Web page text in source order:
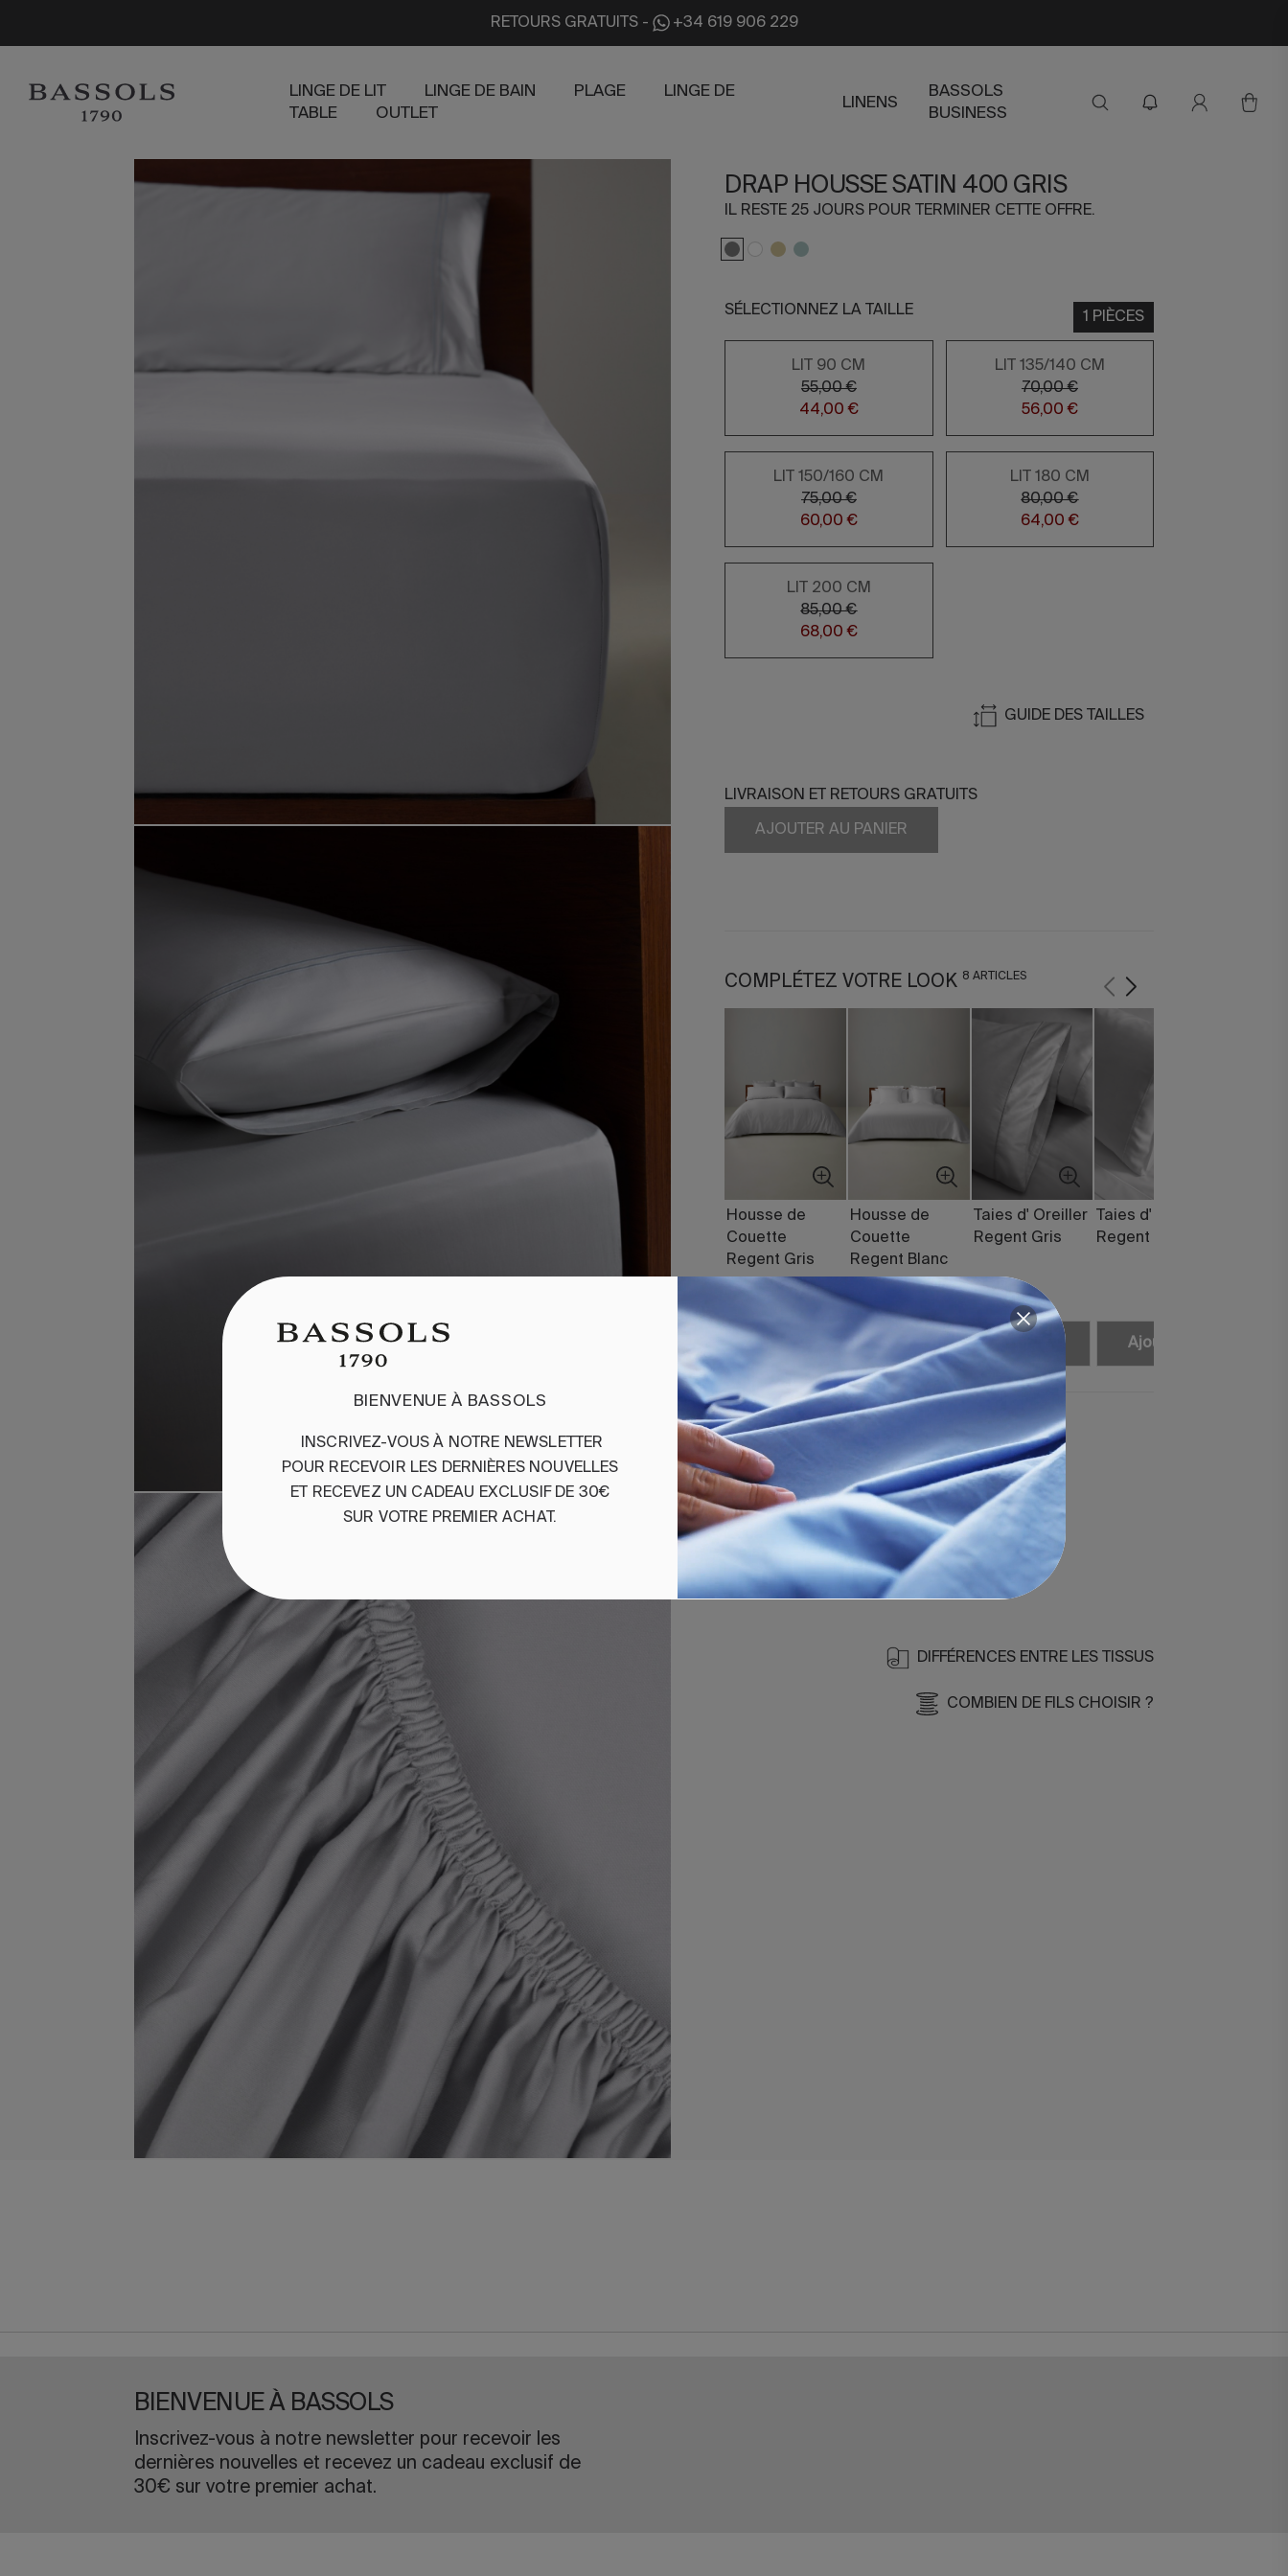
RETOURS GRATUITS- +34 619 906 229
LINGE DE LIT LINGE DE BAIN PLAGE
LINGE DE
TABLE
OUTLET
LINENS
BASSOLS
BUSINESS
DRAP HOUSSE SATIN 400 GRIS
IL RESTE 25 JOURS POUR TERMINER CETTE OFFRE.
SÉLECTIONNEZ LA TAILLE 1 PIÈCES
LIT 90 CM
55,00 €
44,00 €
LIT 135/140 CM
70,00 €
56,00 €
LIT 150/160 CM
75,00 €
60,00 €
LIT 180 CM
80,00 €
64,00 €
LIT 200 CM
85,00 €
68,00 €
GUIDE DES TAILLES
LIVRAISON ET RETOURS GRATUITS
AJOUTER AU PANIER
COMPLÉTEZ VOTRE LOOK 8 ARTICLES
Housse de
Couette
Regent Gris
Ajouter
Housse de
Couette
Regent Blanc
Ajouter
Taies d' Oreiller
Regent Gris
Taies d' Oreiller
Regent Blanc
Ajouter
Drap Housse Satin 400 Gris
Drap housse en satin de 400 fils.
100 % coton peigné et mercerisé.
Tissu satin 400 fils.
Réf. 8422636826182-agrupado
DIFFÉRENCES ENTRE LES TISSUS
COMBIEN DE FILS CHOISIR ?
BIENVENUE À BASSOLS
Inscrivez-vous à notre newsletter pour recevoir les
dernières nouvelles et recevez un cadeau exclusif de
30€ sur votre premier achat.
BIENVENUE À BASSOLS
INSCRIVEZ-VOUS À NOTRE NEWSLETTER
POUR RECEVOIR LES DERNIÈRES NOUVELLES
ET
RECEVEZ UN CADEAU EXCLUSIFDE 30€
SUR VOTRE PREMIER ACHAT .